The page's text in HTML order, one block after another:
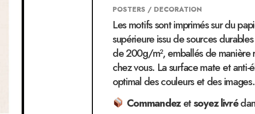
POSTERS / DECORATION
Les motifs sont imprimés sur du
supérieure issu de sources
de 200g/m², emballés de
chez vous. La surface mate et anti-
optimal des couleurs et des images.
Commandezetsoyezlivré